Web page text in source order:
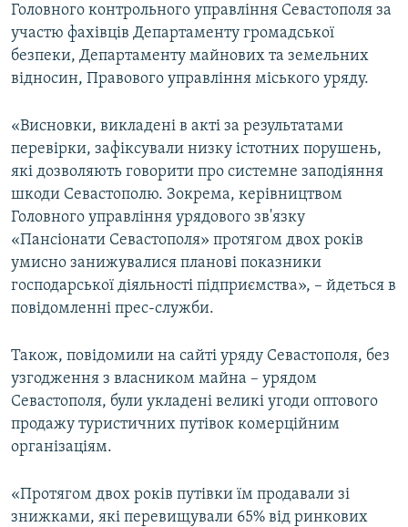
ІНФОГРАФІКА
ДОЛУЧАЙСЯ!
Головного контрольного управління Севастополя за
участю фахівців Департаменту громадської
безпеки, Департаменту майнових та земельних
відносин, Правового управління міського уряду.
«Висновки, викладені в акті за результатами
перевірки, зафіксували низку істотних порушень,
які дозволяють говорити про системне заподіяння
шкоди Севастополю. Зокрема, керівництвом
Головного управління урядового зв'язку
«Пансіонати Севастополя» протягом двох років
умисно занижувалися планові показники
господарської діяльності підприємства», – йдеться в
повідомленні прес-служби.
Також, повідомили на сайті уряду Севастополя, без
узгодження з власником майна – урядом
Севастополя, були укладені великі угоди оптового
продажу туристичних путівок комерційним
організаціям.
«Протягом двох років путівки їм продавали зі
знижками, які перевищували 65% від ринкових